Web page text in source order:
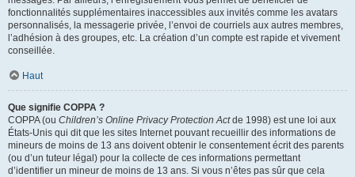
fonctionnalités supplémentaires inaccessibles aux invités comme les avatars
personnalisés, la messagerie privée, l’envoi de courriels aux autres membres,
l’adhésion à des groupes, etc. La création d’un compte est rapide et vivement
conseillée.
Haut
Que signifie COPPA ?
COPPA (ou Children’s Online Privacy Protection Actde 1998) est une loi aux
États-Unis qui dit que les sites Internet pouvant recueillir des informations de
mineurs de moins de 13 ans doivent obtenir le consentement écrit des parents
(ou d’un tuteur légal) pour la collecte de ces informations permettant
d’identifier un mineur de moins de 13 ans. Si vous n’êtes pas sûr que cela